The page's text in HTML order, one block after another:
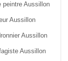
peintre Aussillon
Aussillon
Aussillon
Aussillon